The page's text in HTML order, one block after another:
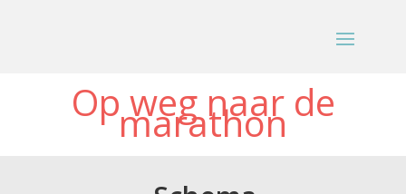
Op weg naar de
marathon